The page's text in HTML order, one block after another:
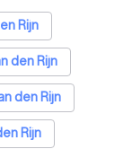
Rijn
den Rijn
den Rijn
Rijn